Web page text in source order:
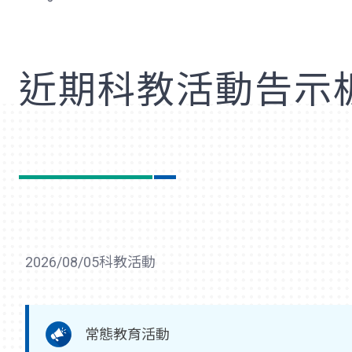
近期科教活動告示
2026/08/05科教活動
常態教育活動